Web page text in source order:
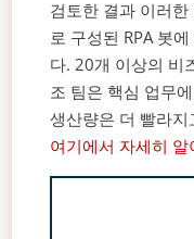
검토한 결과 이러
로 구성된 RPA 봇
다. 20개 이상의 비
조 팀은 핵심 업무
생산량은 더 빨라
여기에서 자세히 알